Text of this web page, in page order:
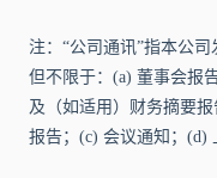
注：“公司通讯”指本公
但不限于：(a) 董事会报
及（如适用）财务摘要
报告；(c) 会议通知；(d)